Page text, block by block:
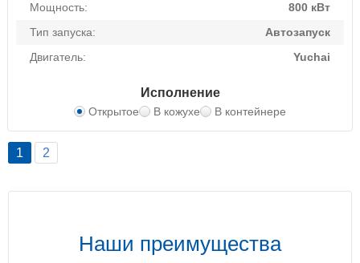
Мощность:
800 кВт
Тип запуска:
Автозапуск
Двигатель:
Yuchai
Исполнение
Открытое В кожухе В контейнере
1 2
Наши преимущества